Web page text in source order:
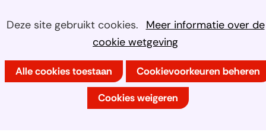
Cookies
Deze site gebruikt cookies.
Meer informatie over de
cookie wetgeving
Hier
het
gebruik
Alle cookies toestaan Cookievoorkeuren beheren
Cookies weigeren
naar
de
inhoud